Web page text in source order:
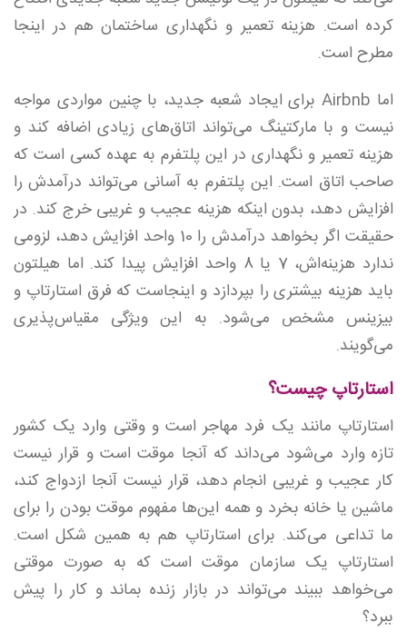
کرده است. هزینه تعمیر و نگهداری ساختمان هم در اینجا
مطرح است.
اما Airbnb برای ایجاد شعبه جدید، با چنین مواردی مواجه
نیست و با مارکتینگ می‌تواند اتاق‌های زیادی اضافه کند و
هزینه تعمیر و نگهداری در این پلتفرم به عهده کسی است که
صاحب اتاق است. این پلتفرم به آسانی می‌تواند درآمدش‌ را
افزایش دهد، بدون اینکه هزینه عجیب و غریبی خرج کند. در
حقیقت اگر بخواهد درآمدش را 10 واحد افزایش دهد، لزومی
ندارد هزینه‌اش، 7 یا 8 واحد افزایش پیدا کند. اما هیلتون
باید هزینه بیشتری را بپردازد و اینجاست که فرق استارتاپ و
بیزینس مشخص می‌شود. به این ویژگی مقیاس‌پذیری
می‌گویند.
استارتاپ چیست؟
استارتاپ مانند یک فرد مهاجر است و وقتی وارد یک کشور
تازه وارد می‌شود می‌داند که آنجا موقت است و قرار نیست
کار عجیب و غریبی انجام دهد، قرار نیست آنجا ازدواج کند،
ماشین یا خانه بخرد و همه این‌ها مفهوم موقت بودن را برای
ما تداعی می‌کند. برای استارتاپ هم به همین شکل است.
استارتاپ یک سازمان موقت است که به صورت موقتی
می‌خواهد ببیند می‌تواند در بازار زنده بماند و کار را پیش
ببرد؟